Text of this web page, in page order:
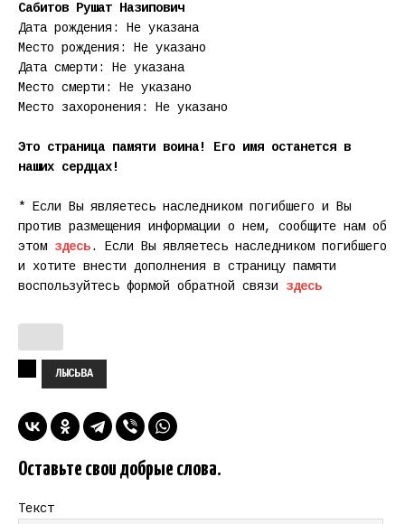
Сабитов Рушат Назипович
Дата рождения: Не указана
Место рождения: Не указано
Дата смерти: Не указана
Место смерти: Не указано
Место захоронения: Не указано
Это страница памяти воина! Его имя останется в
наших сердцах!
* Если Вы являетесь наследником погибшего и Вы
против размещения информации о нем, сообщите нам об
этом здесь. Если Вы являетесь наследником погибшего
и хотите внести дополнения в страницу памяти
воспользуйтесь формой обратной связи здесь
ЛЫСЬВА
Оставьте свои добрые слова.
Текст